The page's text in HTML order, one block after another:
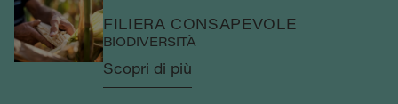
FILIERA CONSAPEVOLE
BIODIVERSITÀ
Scopri di più